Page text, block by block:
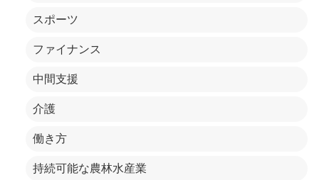
スポーツ
ファイナンス
中間支援
介護
働き方
持続可能な農林水産業